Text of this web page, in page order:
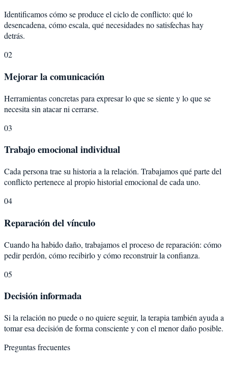
Identificamos cómo se produce el ciclo de conflicto: qué lo
desencadena, cómo escala, qué necesidades no satisfechas hay
detrás.
02
Mejorar la comunicación
Herramientas concretas para expresar lo que se siente y lo que se
necesita sin atacar ni cerrarse.
03
Trabajo emocional individual
Cada persona trae su historia a la relación. Trabajamos qué parte del
conflicto pertenece al propio historial emocional de cada uno.
04
Reparación del vínculo
Cuando ha habido daño, trabajamos el proceso de reparación: cómo
pedir perdón, cómo recibirlo y cómo reconstruir la confianza.
05
Decisión informada
Si la relación no puede o no quiere seguir, la terapia también ayuda a
tomar esa decisión de forma consciente y con el menor daño posible.
Preguntas frecuentes